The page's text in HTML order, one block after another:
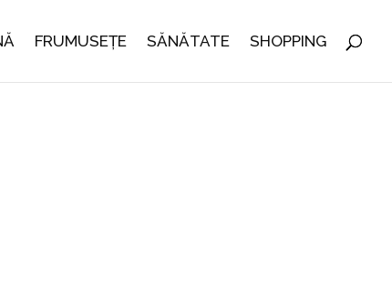
FRUMUSEȚE SĂNĂTATE SHOPPING